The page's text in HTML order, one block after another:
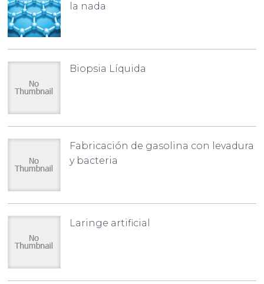
la nada
Biopsia Líquida
Fabricación de gasolina con levadura
y bacteria
Laringe artificial